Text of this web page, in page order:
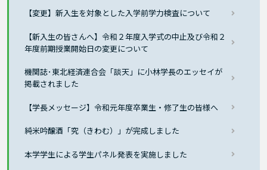
【変更】新入生を対象とした入学前学力検査について
【新入生の皆さんへ】令和２年度入学式の中止及び令和２
年度前期授業開始日の変更について
機関誌･東北経済連合会「談天」に小林学長のエッセイが
掲載されました
【学長メッセージ】令和元年度卒業生・修了生の皆様へ
純米吟醸酒「究（きわむ）」が完成しました
本学学生による学生パネル発表を実施しました